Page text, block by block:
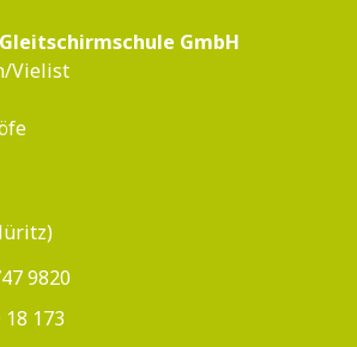
GmbH
Vielist
9820
18 173